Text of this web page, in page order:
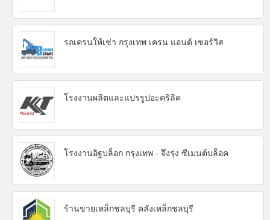
รถเครนให้เช่า กรุงเทพ เครน แอนด์ เซอร์วิส
โรงงานผลิตและแปรรูปอะคริลิค
โรงงานอิฐบล็อก กรุงเทพ - จึงรุ่ง ซีเมนต์บล็อค
ร้านขายเหล็กชลบุรี คลังเหล็กชลบุรี